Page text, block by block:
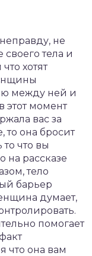
не
тела и
хотят
между ней и
этот момент
вас за
то она бросит
что вы
на рассказе
тело
барьер
думает,
помогает
что она вам